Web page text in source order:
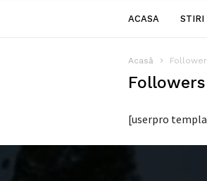
ACASA STIRI
Acasă
Followers
[userpro